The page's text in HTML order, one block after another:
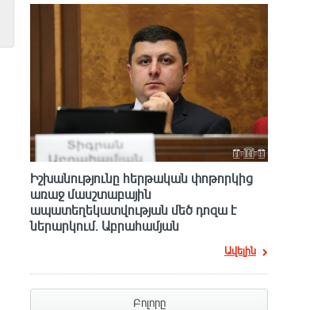
Իշխանությունը հերթական փոթորկից
առաջ մասշտաբային
ապատեղեկատվության մեծ դnզա է
ներարկում․ Աբրահամյան
Ավելին
Բոլորը